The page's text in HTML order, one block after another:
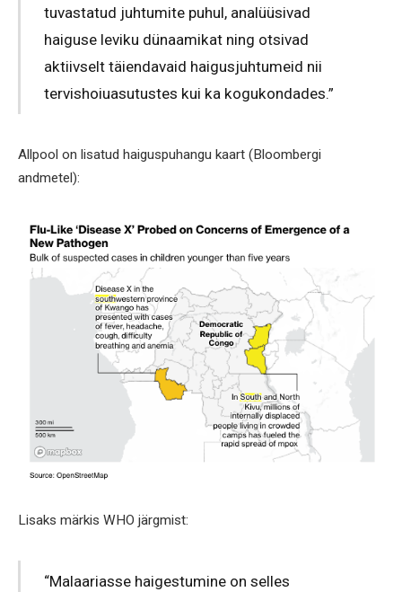
tuvastatud juhtumite puhul, analüüsivad
haiguse leviku dünaamikat ning otsivad
aktiivselt täiendavaid haigusjuhtumeid nii
tervishoiuasutustes kui ka kogukondades.”
Allpool on lisatud haiguspuhangu kaart (Bloombergi
andmetel):
Lisaks märkis WHO järgmist:
“Malaariasse haigestumine on selles